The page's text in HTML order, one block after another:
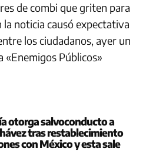
de combi que griten para
la noticia causó expectativa
los ciudadanos, ayer un
Públicos»
otorga salvoconducto a
tras restablecimiento
con México y esta sale